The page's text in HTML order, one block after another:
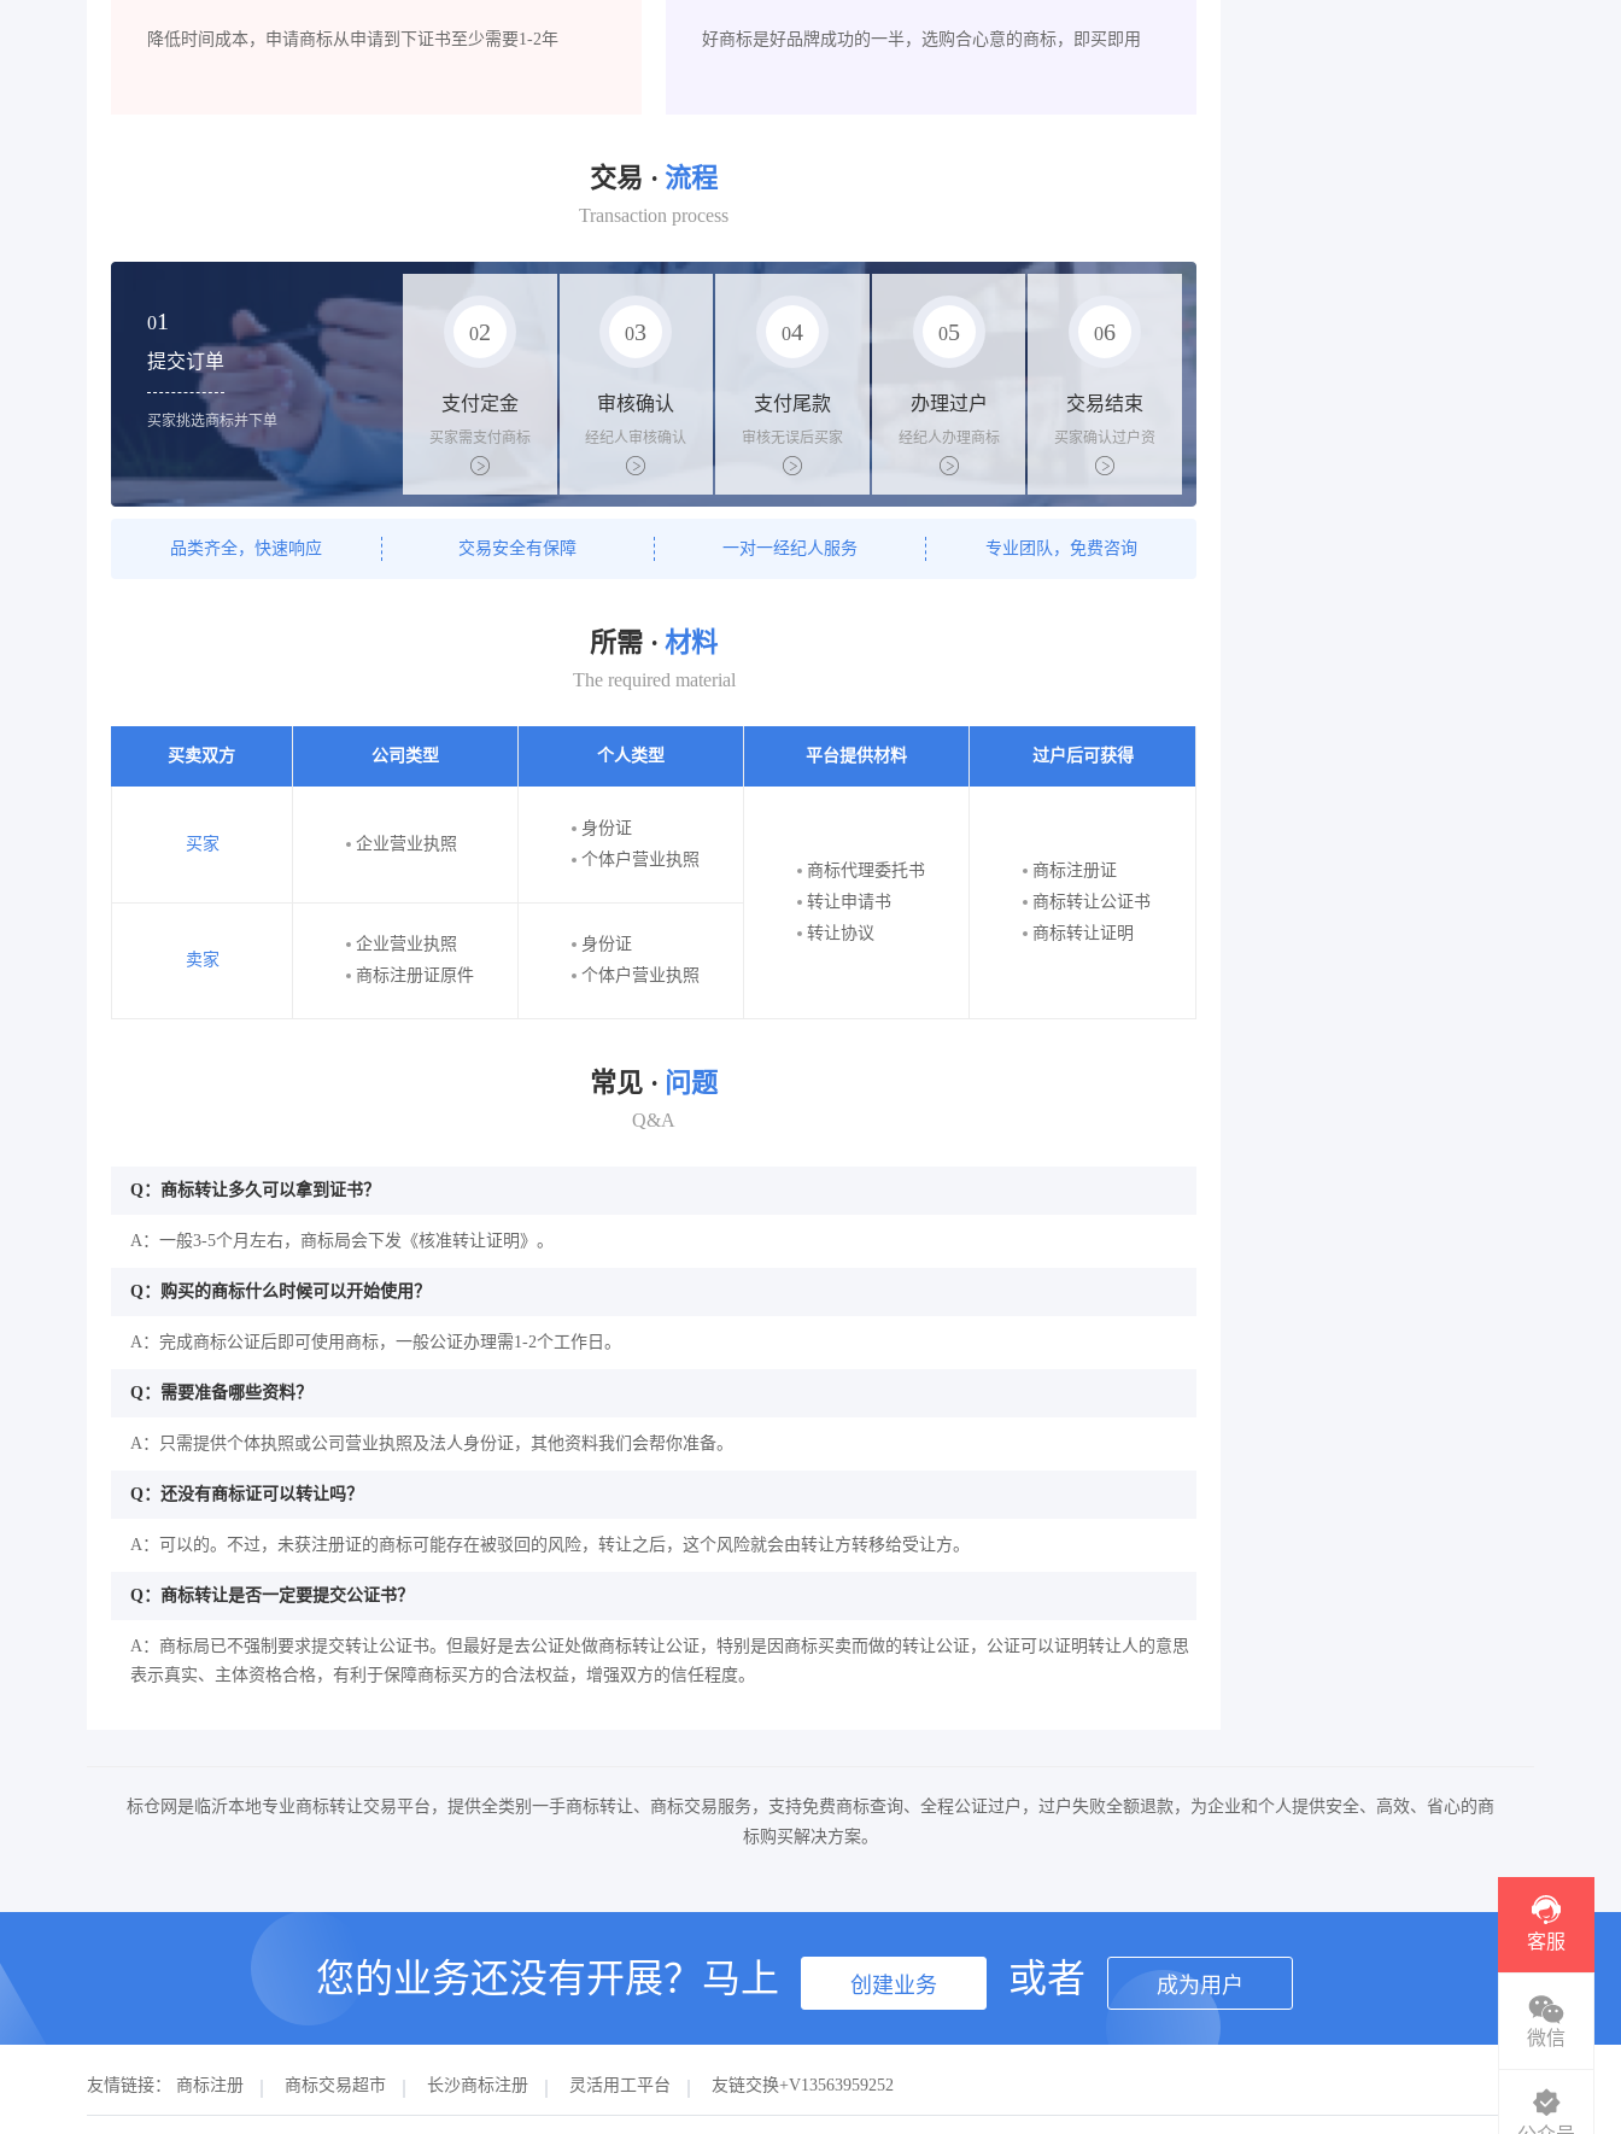
降低时间成本，申请商标从申请到下证书至少需要1-2年 好商标是好品牌成功的一半，选购合心意的商标，即买即用
交易 · 流程
Transaction process
01
提交订单
买家挑选商标并下单
02
支付定金
买家需支付商标
标价的10%的购
买订金
03
审核确认
经纪人审核确认
商标状态
04
支付尾款
审核无误后买家
支付尾款，卖家
办理相关手续
05
办理过户
经纪人办理商标
转让手续，交付
相关证书
06
交易结束
买家确认过户资
料后，平台解冻
资金支付卖家
品类齐全，快速响应 交易安全有保障 一对一经纪人服务 专业团队，免费咨询
所需 · 材料
The required material
买卖双方 公司类型 个人类型 平台提供材料 过户后可获得
买家 企业营业执照
身份证
个体户营业执照
商标代理委托书
转让申请书
转让协议
商标注册证
商标转让公证书
商标转让证明
卖家
企业营业执照
商标注册证原件
身份证
个体户营业执照
常见 · 问题
Q&A
Q：商标转让多久可以拿到证书？
A：一般3-5个月左右，商标局会下发《核准转让证明》。
Q：购买的商标什么时候可以开始使用？
A：完成商标公证后即可使用商标，一般公证办理需1-2个工作日。
Q：需要准备哪些资料？
A：只需提供个体执照或公司营业执照及法人身份证，其他资料我们会帮你准备。
Q：还没有商标证可以转让吗？
A：可以的。不过，未获注册证的商标可能存在被驳回的风险，转让之后，这个风险就会由转让方转移给受让方。
Q：商标转让是否一定要提交公证书？
A：商标局已不强制要求提交转让公证书。但最好是去公证处做商标转让公证，特别是因商标买卖而做的转让公证，公证可以证明转让人的意思
表示真实、主体资格合格，有利于保障商标买方的合法权益，增强双方的信任程度。
标仓网是临沂本地专业商标转让交易平台，提供全类别一手商标转让、商标交易服务，支持免费商标查询、全程公证过户，过户失败全额退款，为企业和个人提供安全、高效、省心的商
标购买解决方案。
您的业务还没有开展？马上 创建业务 或者 成为用户
友情链接： 商标注册 商标交易超市 长沙商标注册 灵活用工平台 友链交换+V13563959252
客服
微信